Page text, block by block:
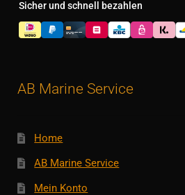
Sicher und schnell bezahlen
AB Marine Service
Home
AB Marine Service
Mein Konto